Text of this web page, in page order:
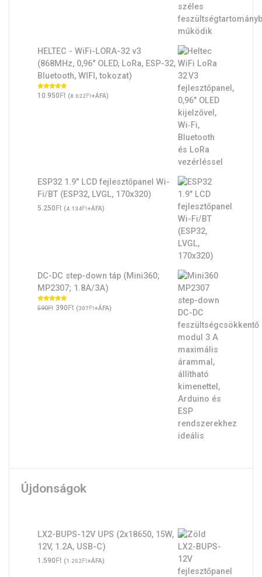
HELTEC - WiFi-LORA-32 v3
(868MHz, 0,96" OLED, LoRa, ESP-32,
Bluetooth, WIFI, tokozat)
Értékelés:
5.00 / 5
10.950Ft (8.622Ft+ÁFA)
ESP32 1.9" LCD fejlesztőpanel Wi-
Fi/BT (ESP32, LVGL, 170x320)
5.250Ft (4.134Ft+ÁFA)
DC-DC step-down táp (Mini360;
MP2307; 1.8A/3A)
Értékelés:
5.00 / 5
590Ft Original
390FtCurrent
(307Ft+ÁFA)
Újdonságok
LX2-BUPS-12V UPS (2x18650, 15W,
12V, 1.2A, USB-C)
1.590Ft (1.252Ft+ÁFA)